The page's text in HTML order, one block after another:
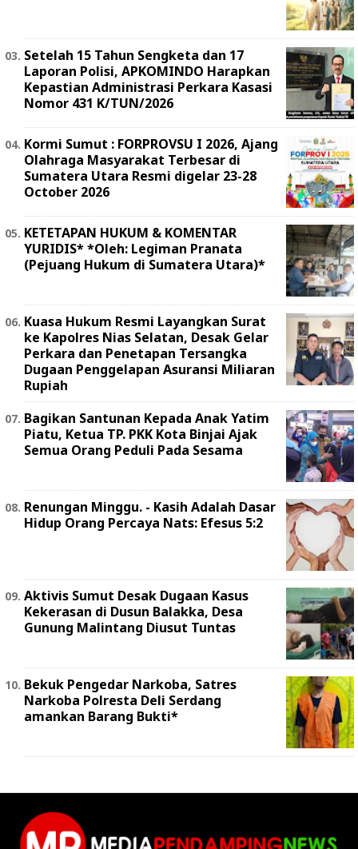
Setelah 15 Tahun Sengketa dan 17
Laporan Polisi, APKOMINDO Harapkan
Kepastian Administrasi Perkara Kasasi
Nomor 431 K/TUN/2026
Kormi Sumut : FORPROVSU I 2026, Ajang
Olahraga Masyarakat Terbesar di
Sumatera Utara Resmi digelar 23-28
October 2026
KETETAPAN HUKUM & KOMENTAR
YURIDIS* *Oleh: Legiman Pranata
(Pejuang Hukum di Sumatera Utara)*
Kuasa Hukum Resmi Layangkan Surat
ke Kapolres Nias Selatan, Desak Gelar
Perkara dan Penetapan Tersangka
Dugaan Penggelapan Asuransi Miliaran
Rupiah
Bagikan Santunan Kepada Anak Yatim
Piatu, Ketua TP. PKK Kota Binjai Ajak
Semua Orang Peduli Pada Sesama
Renungan Minggu. - Kasih Adalah Dasar
Hidup Orang Percaya Nats: Efesus 5:2
Aktivis Sumut Desak Dugaan Kasus
Kekerasan di Dusun Balakka, Desa
Gunung Malintang Diusut Tuntas
Bekuk Pengedar Narkoba, Satres
Narkoba Polresta Deli Serdang
amankan Barang Bukti*